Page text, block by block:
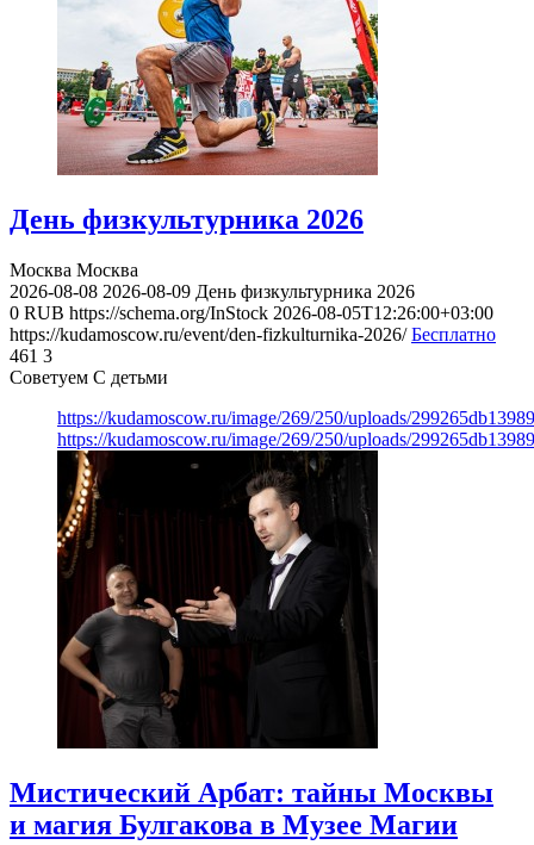
День физкультурника 2026
Москва Москва
2026-08-08 2026-08-09 День физкультурника 2026
0 RUB https://schema.org/InStock 2026-08-05T12:26:00+03:00
https://kudamoscow.ru/event/den-fizkulturnika-2026/ Бесплатно
461 3
Советуем С детьми
https://kudamoscow.ru/image/269/250/uploads/
https://kudamoscow.ru/image/269/250/uploads/
Мистический Арбат: тайны Москвы
и магия Булгакова в Музее Магии